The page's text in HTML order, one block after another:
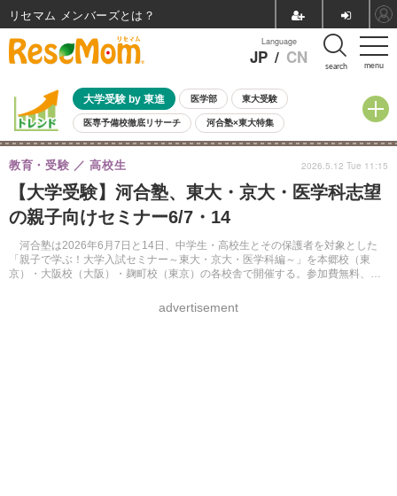
menu
Language
JP / CN search
大学受験 by 東進 医学部 東大受験
医専予備校徹底リサーチ 河合塾×東大特集
親子で考える大学選び 高校受験 中学受験 小学校受験
共通テスト 夏休み
8月開催イベント・WS 全国公立高校 過去問 人気記事
自由研究教材（小学生向け） 自由研究教材（中学生向け）
【大学受験】河合塾、東大・京大・医学科志望
の親子向けセミナー6/7・14
河合塾は2026年6月7日と14日、中学生・高校生とその保護者を対象とした
「親子で学ぶ！大学入試セミナー～東大・京大・医学科編～」を本郷校（東
京）・大阪校（大阪）・麹町校（東京）の各校舎で開催する。参加費無料、事
教育・受験 高校生
advertisement
2026.5.12 Tue 11:15
リセマム メンバーズ